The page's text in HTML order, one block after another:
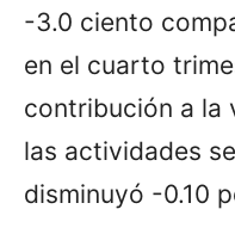
-3.0 ciento
en el cuarto
contribución a la
las actividades
disminuyó -0.10